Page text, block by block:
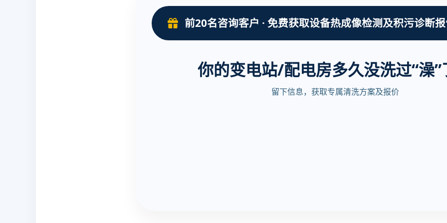
前20名咨询客户 · 免费获取设备热成像检测及积污诊断
你的变电站/配电房多久没洗过“澡”
留下信息，获取专属清洗方案及报价